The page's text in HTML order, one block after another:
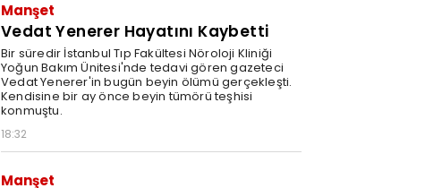
Manşet
Vedat Yenerer Hayatını Kaybetti
Bir süredir İstanbul Tıp Fakültesi Nöroloji Kliniği
Yoğun Bakım Ünitesi'nde tedavi gören gazeteci
Vedat Yenerer'in bugün beyin ölümü gerçekleşti.
Kendisine bir ay önce beyin tümörü teşhisi
konmuştu.
18:32
Manşet